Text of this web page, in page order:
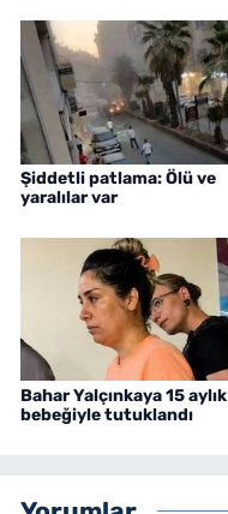
Şiddetli patlama: Ölü ve
yaralılar var
Bahar Yalçınkaya 15 aylık
bebeğiyle tutuklandı